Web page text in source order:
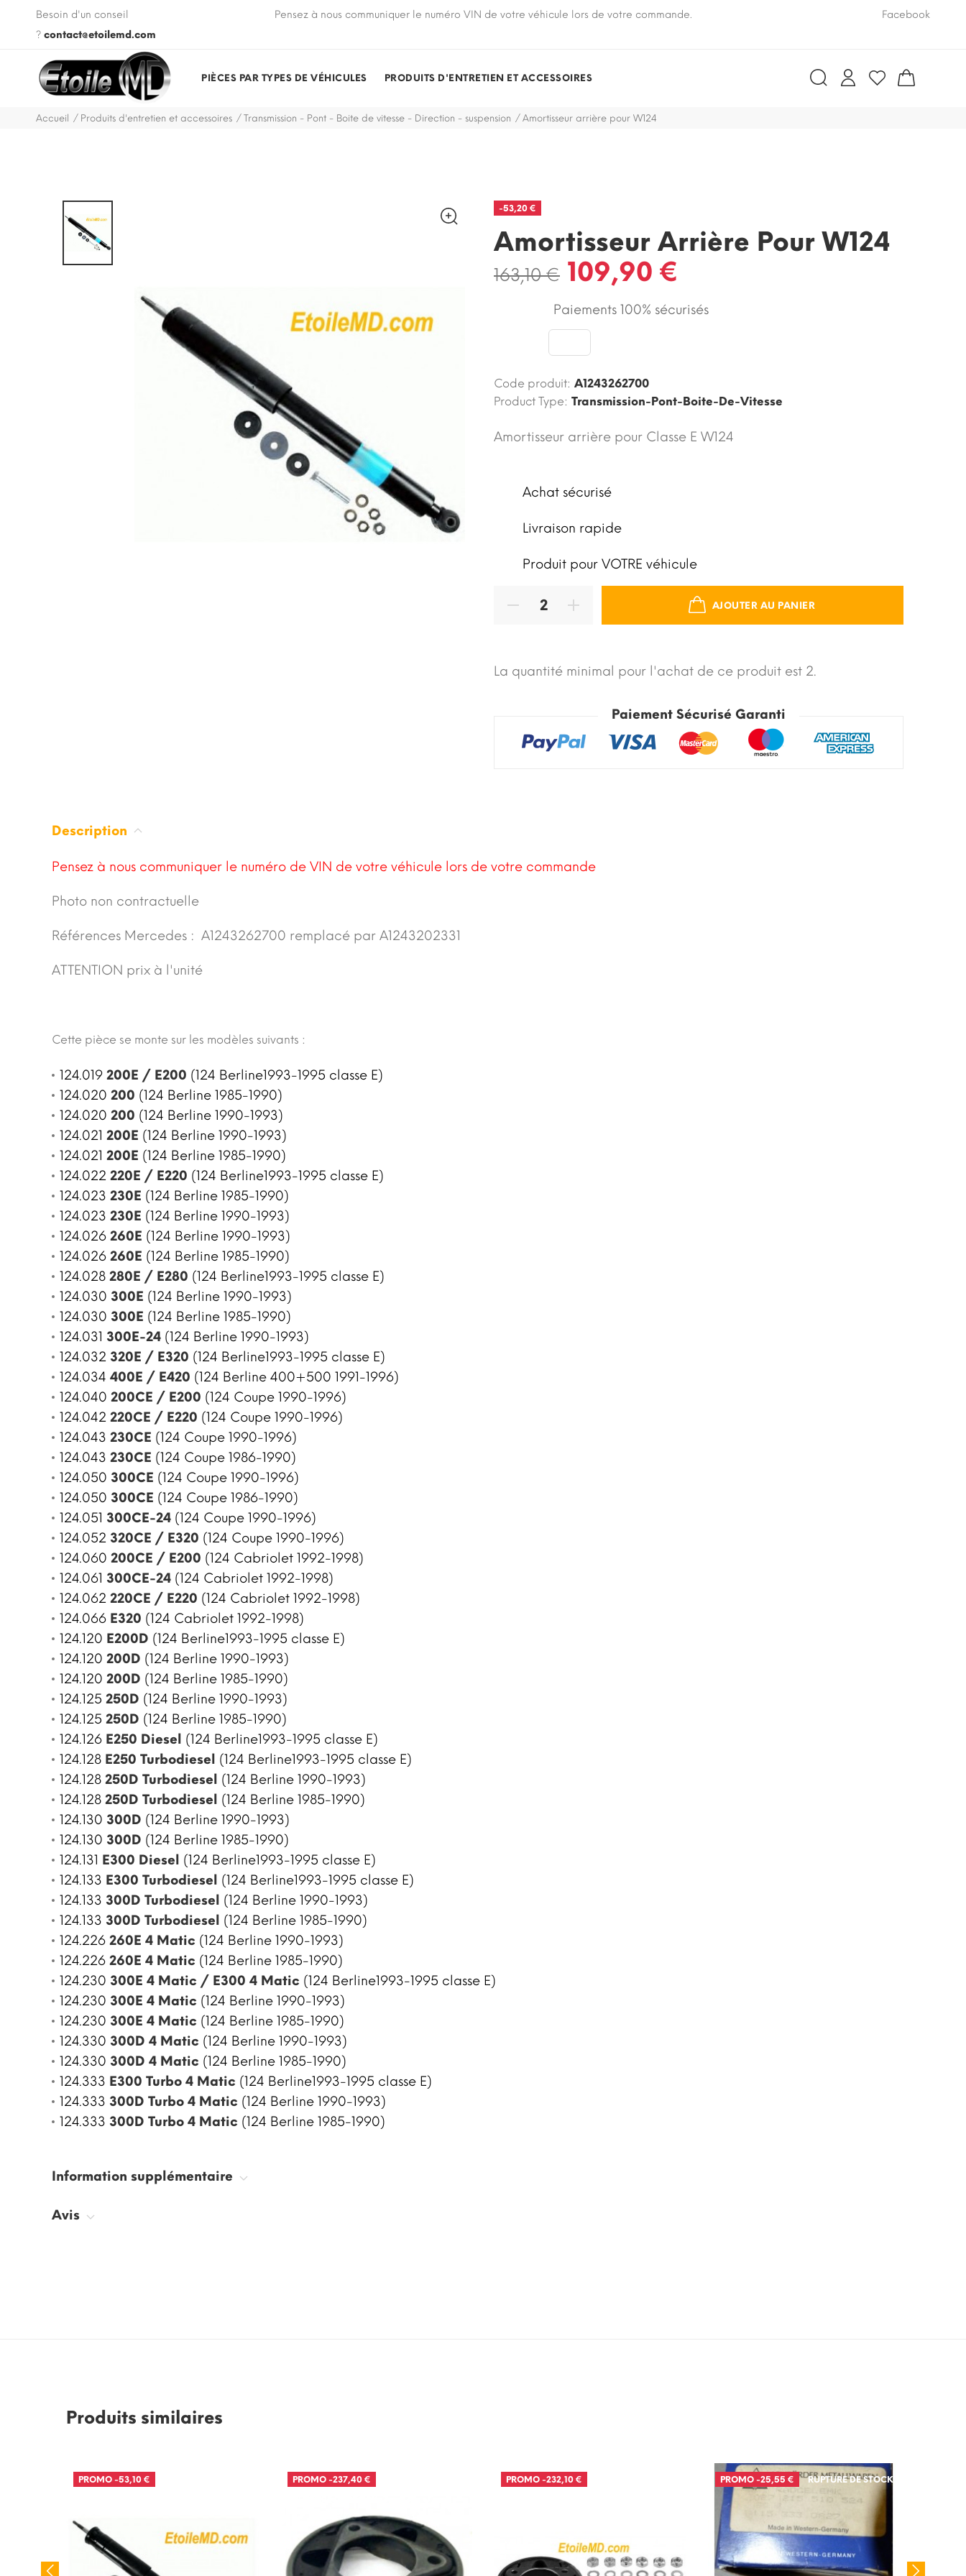
Besoin d'un conseil
? contact@etoilemd.com
VIN de votre véhicule lors de votre commande. Pensez à nous communiquer le numéro VIN de votre véhicule lors de votre commande. Pensez à nous communiquer le numéro VIN
Facebook
PIÈCES PAR TYPES DE VÉHICULES PRODUITS D'ENTRETIEN ET ACCESSOIRES
Accueil Produits d'entretien et accessoires Transmission - Pont - Boite de vitesse - Direction - suspension Amortisseur arrière pour W124
-53,20 €
Amortisseur Arrière Pour W124
163,10 € 109,90 €
Paiements 100% sécurisés
Code produit: A1243262700
Product Type: Transmission-Pont-Boite-De-Vitesse
Amortisseur arrière pour Classe E W124
Achat sécurisé
Livraison rapide
Produit pour VOTRE véhicule
AJOUTER AU PANIER
La quantité minimal pour l'achat de ce produit est 2.
Paiement Sécurisé Garanti
Description
Pensez à nous communiquer le numéro de VIN de votre véhicule lors de votre commande
Photo non contractuelle
Références Mercedes : A1243262700 remplacé par A1243202331
ATTENTION prix à l'unité
Cette pièce se monte sur les modèles suivants :
124.019 200E / E200 (124 Berline1993-1995 classe E)
124.020 200 (124 Berline 1985-1990)
124.020 200 (124 Berline 1990-1993)
124.021 200E (124 Berline 1990-1993)
124.021 200E (124 Berline 1985-1990)
124.022 220E / E220 (124 Berline1993-1995 classe E)
124.023 230E (124 Berline 1985-1990)
124.023 230E (124 Berline 1990-1993)
124.026 260E (124 Berline 1990-1993)
124.026 260E (124 Berline 1985-1990)
124.028 280E / E280 (124 Berline1993-1995 classe E)
124.030 300E (124 Berline 1990-1993)
124.030 300E (124 Berline 1985-1990)
124.031 300E-24 (124 Berline 1990-1993)
124.032 320E / E320 (124 Berline1993-1995 classe E)
124.034 400E / E420 (124 Berline 400+500 1991-1996)
124.040 200CE / E200 (124 Coupe 1990-1996)
124.042 220CE / E220 (124 Coupe 1990-1996)
124.043 230CE (124 Coupe 1990-1996)
124.043 230CE (124 Coupe 1986-1990)
124.050 300CE (124 Coupe 1990-1996)
124.050 300CE (124 Coupe 1986-1990)
124.051 300CE-24 (124 Coupe 1990-1996)
124.052 320CE / E320 (124 Coupe 1990-1996)
124.060 200CE / E200 (124 Cabriolet 1992-1998)
124.061 300CE-24 (124 Cabriolet 1992-1998)
124.062 220CE / E220 (124 Cabriolet 1992-1998)
124.066 E320 (124 Cabriolet 1992-1998)
124.120 E200D (124 Berline1993-1995 classe E)
124.120 200D (124 Berline 1990-1993)
124.120 200D (124 Berline 1985-1990)
124.125 250D (124 Berline 1990-1993)
124.125 250D (124 Berline 1985-1990)
124.126 E250 Diesel (124 Berline1993-1995 classe E)
124.128 E250 Turbodiesel (124 Berline1993-1995 classe E)
124.128 250D Turbodiesel (124 Berline 1990-1993)
124.128 250D Turbodiesel (124 Berline 1985-1990)
124.130 300D (124 Berline 1990-1993)
124.130 300D (124 Berline 1985-1990)
124.131 E300 Diesel (124 Berline1993-1995 classe E)
124.133 E300 Turbodiesel (124 Berline1993-1995 classe E)
124.133 300D Turbodiesel (124 Berline 1990-1993)
124.133 300D Turbodiesel (124 Berline 1985-1990)
124.226 260E 4 Matic (124 Berline 1990-1993)
124.226 260E 4 Matic (124 Berline 1985-1990)
124.230 300E 4 Matic / E300 4 Matic (124 Berline1993-1995 classe E)
124.230 300E 4 Matic (124 Berline 1990-1993)
124.230 300E 4 Matic (124 Berline 1985-1990)
124.330 300D 4 Matic (124 Berline 1990-1993)
124.330 300D 4 Matic (124 Berline 1985-1990)
124.333 E300 Turbo 4 Matic (124 Berline1993-1995 classe E)
124.333 300D Turbo 4 Matic (124 Berline 1990-1993)
124.333 300D Turbo 4 Matic (124 Berline 1985-1990)
Information supplémentaire
Avis
Produits similaires
PROMO -53,10 € PROMO-237,40 €
PROMO -232,10 € PROMO-25,55 € RUPTURE DE STOCK